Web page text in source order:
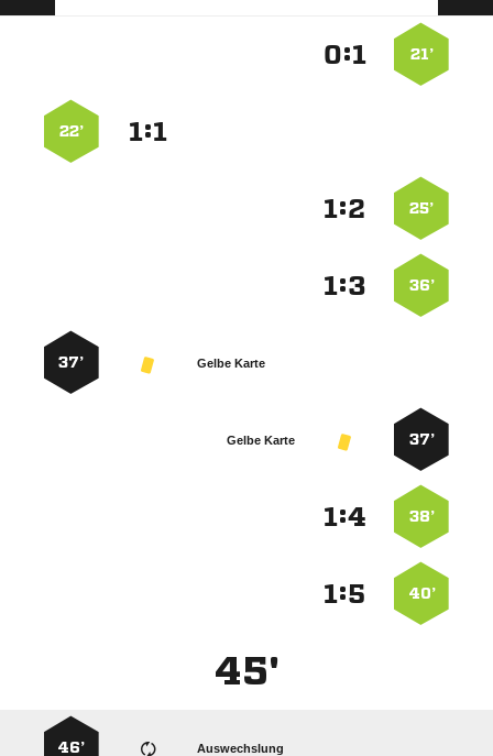
21’
:
:
22’
25’
:
36’
:
Gelbe Karte
37’
37’
Gelbe Karte
38’
:
40’
:
45'
Auswechslung
46’